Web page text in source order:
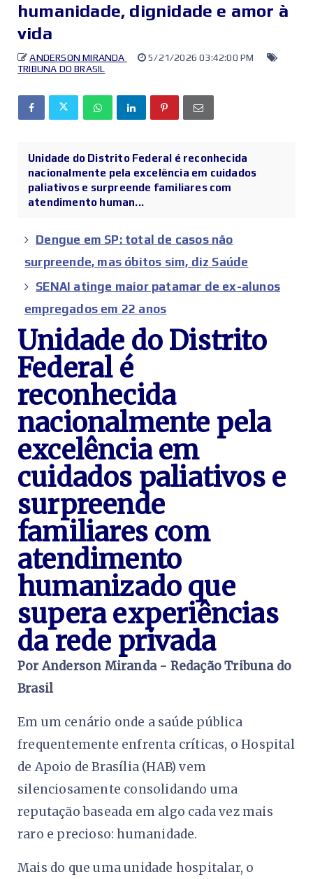
humanidade, dignidade e amor à
vida
ANDERSON MIRANDA
5/21/2026 03:42:00 PM
TRIBUNA DO BRASIL
Unidade do Distrito Federal é reconhecida
nacionalmente pela excelência em cuidados
paliativos e surpreende familiares com
atendimento human...
Dengue em SP: total de casos não
surpreende, mas óbitos sim, diz Saúde
SENAI atinge maior patamar de ex-alunos
empregados em 22 anos
Unidade do Distrito
Federal é
reconhecida
nacionalmente pela
excelência em
cuidados paliativos e
surpreende
familiares com
atendimento
humanizado que
supera experiências
da rede privada
Por Anderson Miranda - Redação Tribuna do
Brasil
Em um cenário onde a saúde pública
frequentemente enfrenta críticas, o Hospital
de Apoio de Brasília (HAB) vem
silenciosamente consolidando uma
reputação baseada em algo cada vez mais
raro e precioso: humanidade.
Mais do que uma unidade hospitalar, o